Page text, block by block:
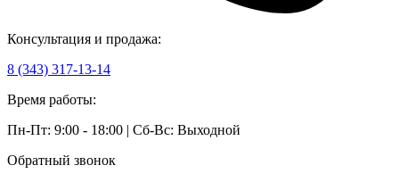
Консультация и продажа:
8 (343) 317-13-14
Время работы:
Пн-Пт: 9:00 - 18:00 | Сб-Вс: Выходной
Обратный звонок